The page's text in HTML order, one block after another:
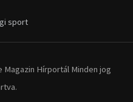
sport
Hírportál Minden jog